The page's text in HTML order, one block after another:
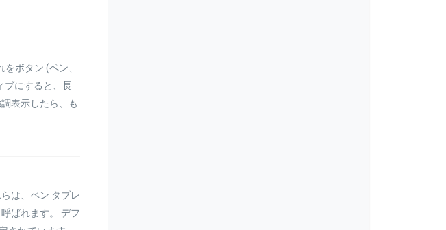
ボタン (ペン、
ブにすると、長
表示したら、も
は、ペン タブレ
ばれます。 デフ